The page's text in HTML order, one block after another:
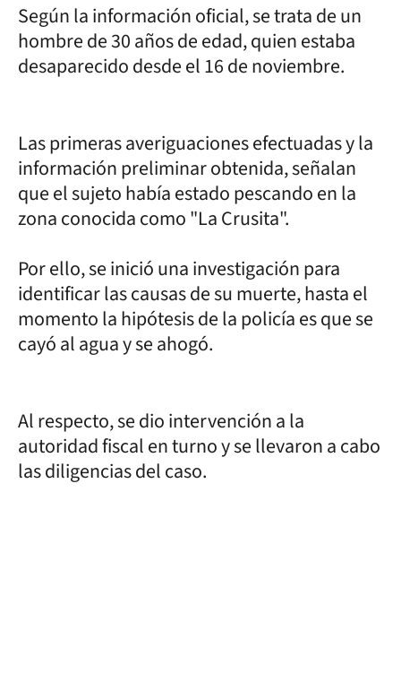
Según la información oficial, se trata de un
hombre de 30 años de edad, quien estaba
desaparecido desde el 16 de noviembre.
Las primeras averiguaciones efectuadas y la
información preliminar obtenida, señalan
que el sujeto había estado pescando en la
zona conocida como "La Crusita".
Por ello, se inició una investigación para
identificar las causas de su muerte, hasta el
momento la hipótesis de la policía es que se
cayó al agua y se ahogó.
Al respecto, se dio intervención a la
autoridad fiscal en turno y se llevaron a cabo
las diligencias del caso.